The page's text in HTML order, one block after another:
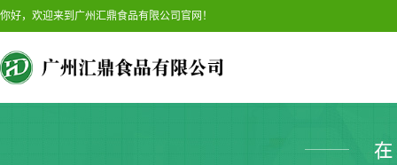
你好，欢迎来到广州汇鼎食品有限公司官网！